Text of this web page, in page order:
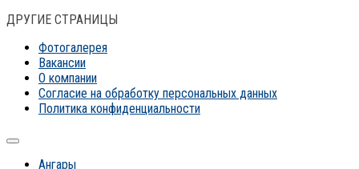
ДРУГИЕ СТРАНИЦЫ
Фотогалерея
Вакансии
О компании
Согласие на обработку персональных данных
Политика конфиденциальности
Ангары